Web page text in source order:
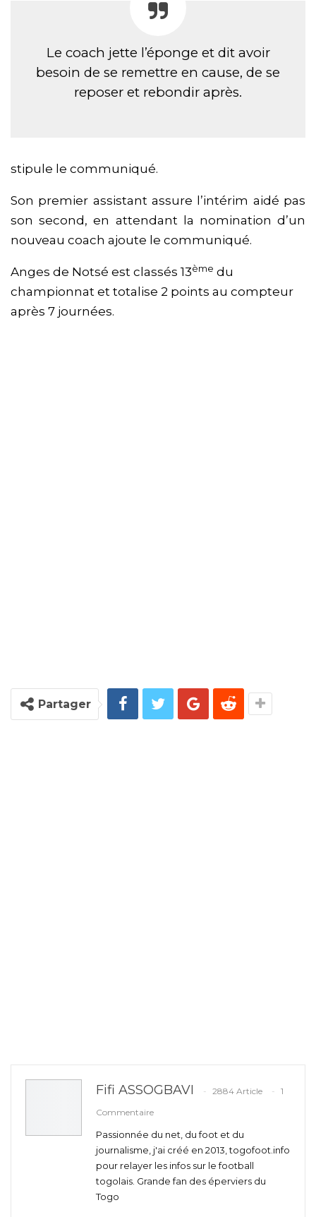
Le coach jette l’éponge et dit avoir
besoin de se remettre en cause, de se
reposer et rebondir après.
stipule le communiqué.
Son premier assistant assure l’intérim aidé pas
son second, en attendant la nomination d’un
nouveau coach ajoute le communiqué.
Anges de Notsé est classés 13ème du
championnat et totalise 2 points au compteur
après 7 journées.
Partager
Fifi ASSOGBAVI 2884 Article
1
Commentaire
Passionnée du net, du foot et du
journalisme, j'ai créé en 2013, togofoot.info
pour relayer les infos sur le football
togolais. Grande fan des éperviers du
Togo